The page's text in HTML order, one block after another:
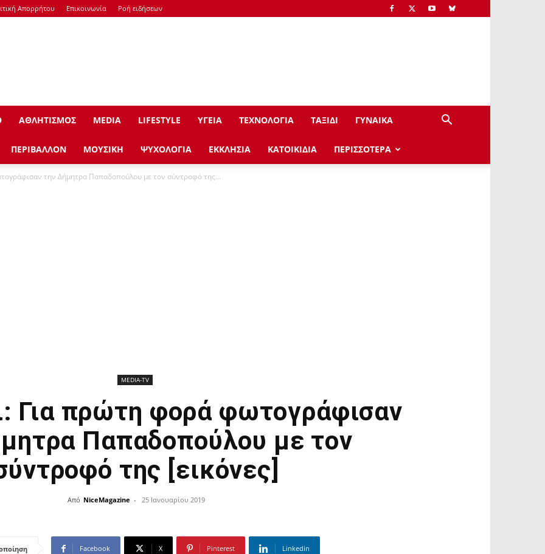
Απορρήτου Επικοινωνία Ροή ειδήσεων
ΑΘΛΗΤΙΣΜΟΣ ΜEDIA LIFESTYLE ΥΓΕΙΑ ΤΕΧΝΟΛΟΓΙΑ ΤΑΞΙΔΙ ΓΥΝΑΙΚΑ
ΠΕΡΙΒΑΛΛΟΝ ΜΟΥΣΙΚΗ ΨΥΧΟΛΟΓΙΑ ΕΚΚΛΗΣΙΑ ΚΑΤΟΙΚΙΔΙΑ ΠΕΡΙΣΣΟΤΕΡΑ
την Δήμητρα Παπαδοπούλου με τον σύντροφό της...
ΜEDIA-TV
Για πρώτη φορά φωτογράφισαν
Παπαδοπούλου με τον
της [εικόνες]
Από NiceMagazine - 25 Ιανουαρίου 2019
Facebook X Pinterest Linkedin